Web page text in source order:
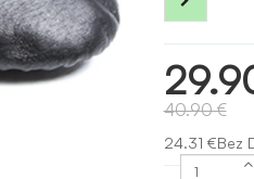
40.90 €
24.31 €Bez